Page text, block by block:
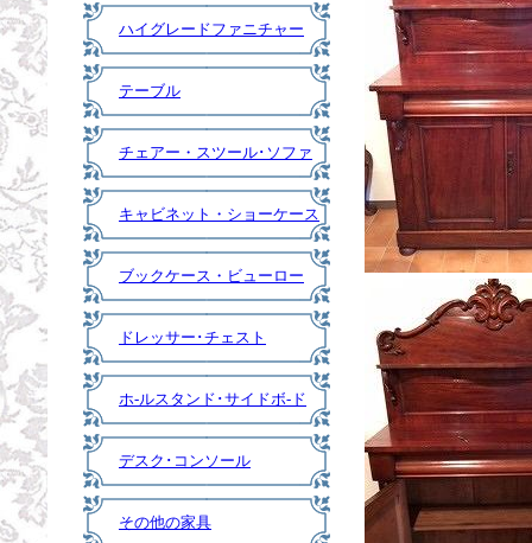
ハイグレードファニチャー
テーブル
チェアー・スツール･ソファ
キャビネット・ショーケース
ブックケース・ビューロー
ドレッサー･チェスト
ホ-ルスタンド･サイドボ-ド
デスク･コンソール
その他の家具